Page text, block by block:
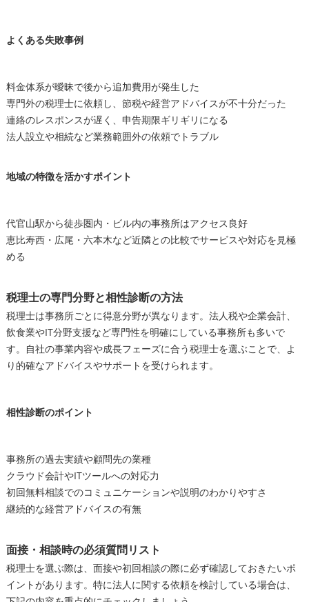
よくある失敗事例
料金体系が曖昧で後から追加費用が発生した
専門外の税理士に依頼し、節税や経営アドバイスが不十分だった
連絡のレスポンスが遅く、申告期限ギリギリになる
法人設立や相続など業務範囲外の依頼でトラブル
地域の特徴を活かすポイント
代官山駅から徒歩圏内・ビル内の事務所はアクセス良好
恵比寿西・広尾・六本木など近隣との比較でサービスや対応を見極
める
税理士の専門分野と相性診断の方法
税理士は事務所ごとに得意分野が異なります。法人税や企業会計、
飲食業やIT分野支援など専門性を明確にしている事務所も多いで
す。自社の事業内容や成長フェーズに合う税理士を選ぶことで、よ
り的確なアドバイスやサポートを受けられます。
相性診断のポイント
事務所の過去実績や顧問先の業種
クラウド会計やITツールへの対応力
初回無料相談でのコミュニケーションや説明のわかりやすさ
継続的な経営アドバイスの有無
面接・相談時の必須質問リスト
税理士を選ぶ際は、面接や初回相談の際に必ず確認しておきたいポ
イントがあります。特に法人に関する依頼を検討している場合は、